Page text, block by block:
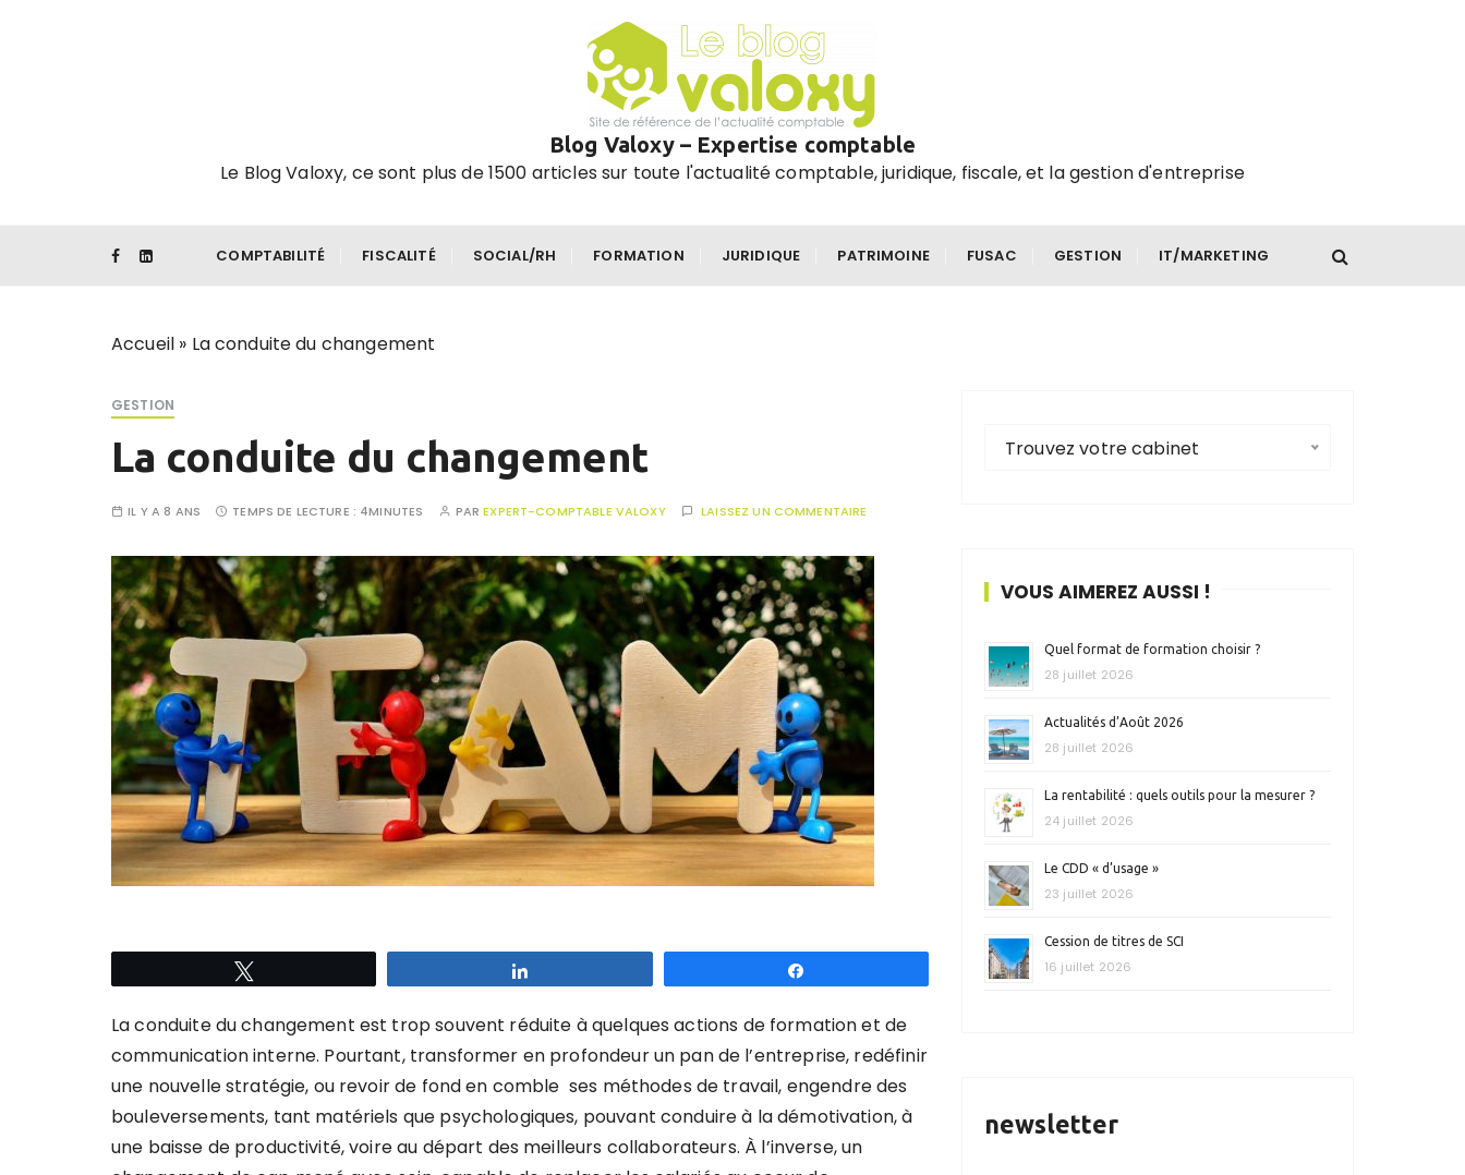
Blog Valoxy – Expertise comptable
Le Blog Valoxy, ce sont plus de 1500 articles sur toute l'actualité comptable, juridique, fiscale, et la gestion d'entreprise
COMPTABILITÉ FISCALITÉ SOCIAL/RH FORMATION JURIDIQUE PATRIMOINE FUSAC GESTION IT/MARKETING
Accueil » La conduite du changement
GESTION
La conduite du changement
IL Y A 8 ANS TEMPS DE LECTURE : 4MINUTES PAREXPERT-COMPTABLE VALOXY LAISSEZ UN COMMENTAIRE
La conduite du changement est trop souvent réduite à quelques actions de formation et de
communication interne. Pourtant, transformer en profondeur un pan de l’entreprise, redéfinir
une nouvelle stratégie, ou revoir de fond en comble ses méthodes de travail, engendre des
bouleversements, tant matériels que psychologiques, pouvant conduire à la démotivation, à
une baisse de productivité, voire au départ des meilleurs collaborateurs. À l’inverse, un
Trouvez votre cabinet
VOUS AIMEREZ AUSSI !
Quel format de formation choisir ?
28 juillet 2026
Actualités d’Août 2026
28 juillet 2026
La rentabilité : quels outils pour la mesurer ?
24 juillet 2026
Le CDD « d’usage »
23 juillet 2026
Cession de titres de SCI
16 juillet 2026
newsletter